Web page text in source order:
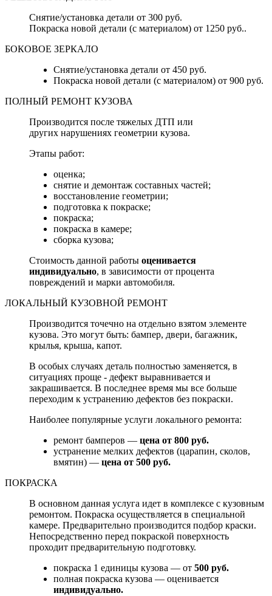
Снятие/установка детали от 300 руб.
Покраска новой детали (с материалом) от 1250 руб..
БОКОВОЕ ЗЕРКАЛО
Снятие/установка детали от 450 руб.
Покраска новой детали (с материалом) от 900 руб.
ПОЛНЫЙ РЕМОНТ КУЗОВА
Производится после тяжелых ДТП или
других нарушениях геометрии кузова.
Этапы работ:
оценка;
снятие и демонтаж составных частей;
восстановление геометрии;
подготовка к покраске;
покраска;
покраска в камере;
сборка кузова;
Стоимость данной работы оценивается
индивидуально, в зависимости от процента
повреждений и марки автомобиля.
ЛОКАЛЬНЫЙ КУЗОВНОЙ РЕМОНТ
Производится точечно на отдельно взятом элементе
кузова. Это могут быть: бампер, двери, багажник,
крылья, крыша, капот.
В особых случаях деталь полностью заменяется, в
ситуациях проще - дефект выравнивается и
закрашивается. В последнее время мы все больше
переходим к устранению дефектов без покраски.
Наиболее популярные услуги локального ремонта:
ремонт бамперов — цена от 800 руб.
устранение мелких дефектов (царапин, сколов,
вмятин) — цена от 500 руб.
ПОКРАСКА
В основном данная услуга идет в комплексе с кузовным
ремонтом. Покраска осуществляется в специальной
камере. Предварительно производится подбор краски.
Непосредственно перед покраской поверхность
проходит предварительную подготовку.
покраска 1 единицы кузова — от 500 руб.
полная покраска кузова — оценивается
индивидуально.